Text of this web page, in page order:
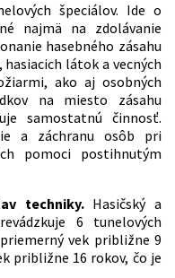
špeciálov. Ide o
najmä na zdolávanie
hasebného zásahu
látok a vecných
ako aj osobných
na miesto zásahu
samostatnú činnosť.
a záchranu osôb pri
pomoci postihnutým
techniky. Hasičský a
6 tunelových
vek približne 9
približne 16 rokov, čo je